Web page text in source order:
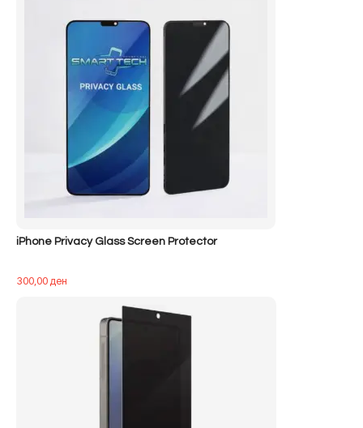
iPhone Privacy Glass Screen Protector
300,00ден